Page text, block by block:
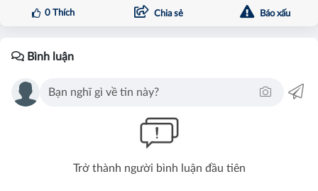
0Thích Chia sẻ Báo xấu
Bình luận
Trở thành người bình luận đầu tiên